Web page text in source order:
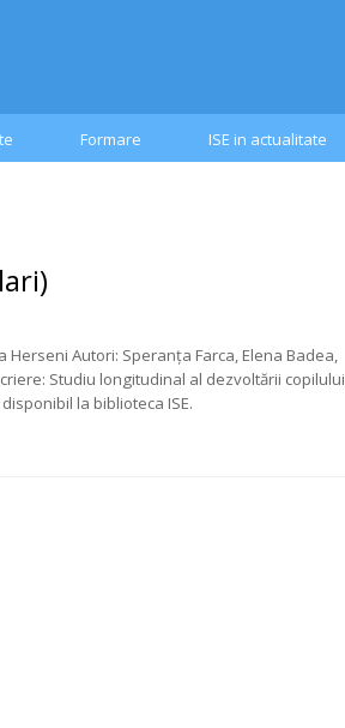
Formare ISE in actualitate
Autori: Speranța Farca, Elena Badea,
Studiu longitudinal al dezvoltării copilului
la biblioteca ISE.